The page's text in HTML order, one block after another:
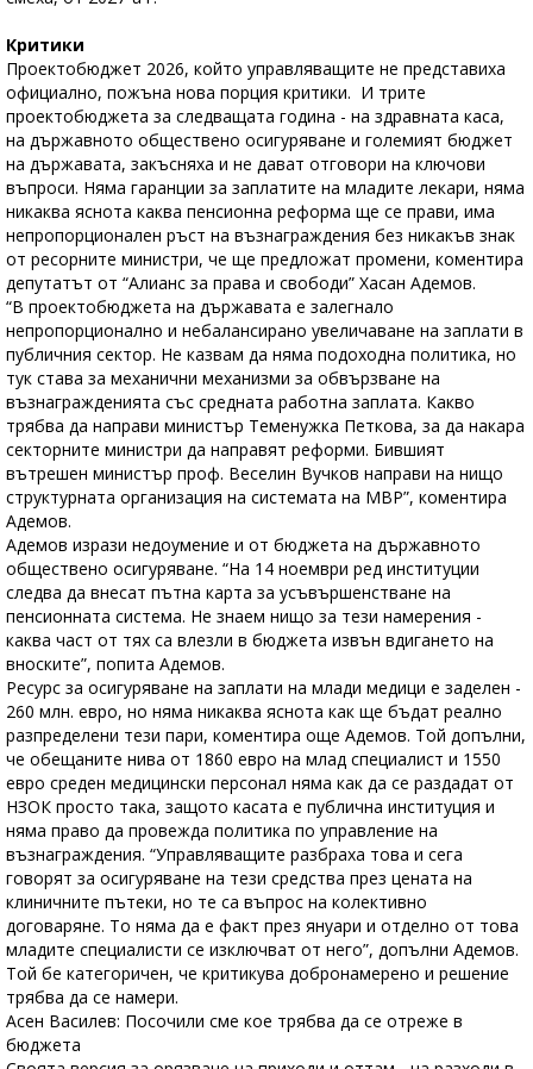
Критики
Проектобюджет 2026, който управляващите не представиха
официално, пожъна нова порция критики. И трите
проектобюджета за следващата година - на здравната каса,
на държавното обществено осигуряване и големият бюджет
на държавата, закъсняха и не дават отговори на ключови
въпроси. Няма гаранции за заплатите на младите лекари, няма
никаква яснота каква пенсионна реформа ще се прави, има
непропорционален ръст на възнаграждения без никакъв знак
от ресорните министри, че ще предложат промени, коментира
депутатът от “Алианс за права и свободи” Хасан Адемов.
“В проектобюджета на държавата е залегнало
непропорционално и небалансирано увеличаване на заплати в
публичния сектор. Не казвам да няма подоходна политика, но
тук става за механични механизми за обвързване на
възнагражденията със средната работна заплата. Какво
трябва да направи министър Теменужка Петкова, за да накара
секторните министри да направят реформи. Бившият
вътрешен министър проф. Веселин Вучков направи на нищо
структурната организация на системата на МВР”, коментира
Адемов.
Адемов изрази недоумение и от бюджета на държавното
обществено осигуряване. “На 14 ноември ред институции
следва да внесат пътна карта за усъвършенстване на
пенсионната система. Не знаем нищо за тези намерения -
каква част от тях са влезли в бюджета извън вдигането на
вноските”, попита Адемов.
Ресурс за осигуряване на заплати на млади медици е заделен -
260 млн. евро, но няма никаква яснота как ще бъдат реално
разпределени тези пари, коментира още Адемов. Той допълни,
че обещаните нива от 1860 евро на млад специалист и 1550
евро среден медицински персонал няма как да се раздадат от
НЗОК просто така, защото касата е публична институция и
няма право да провежда политика по управление на
възнаграждения. “Управляващите разбраха това и сега
говорят за осигуряване на тези средства през цената на
клиничните пътеки, но те са въпрос на колективно
договаряне. То няма да е факт през януари и отделно от това
младите специалисти се изключват от него”, допълни Адемов.
Той бе категоричен, че критикува добронамерено и решение
трябва да се намери.
Асен Василев: Посочили сме кое трябва да се отреже в
бюджета